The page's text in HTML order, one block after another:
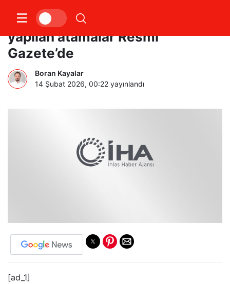
Cumhurbaşkanlığı tarafından
yapılan atamalar Resmi
Gazete’de
Boran Kayalar
14 Şubat 2026, 00:22 yayınlandı
[ad_1]